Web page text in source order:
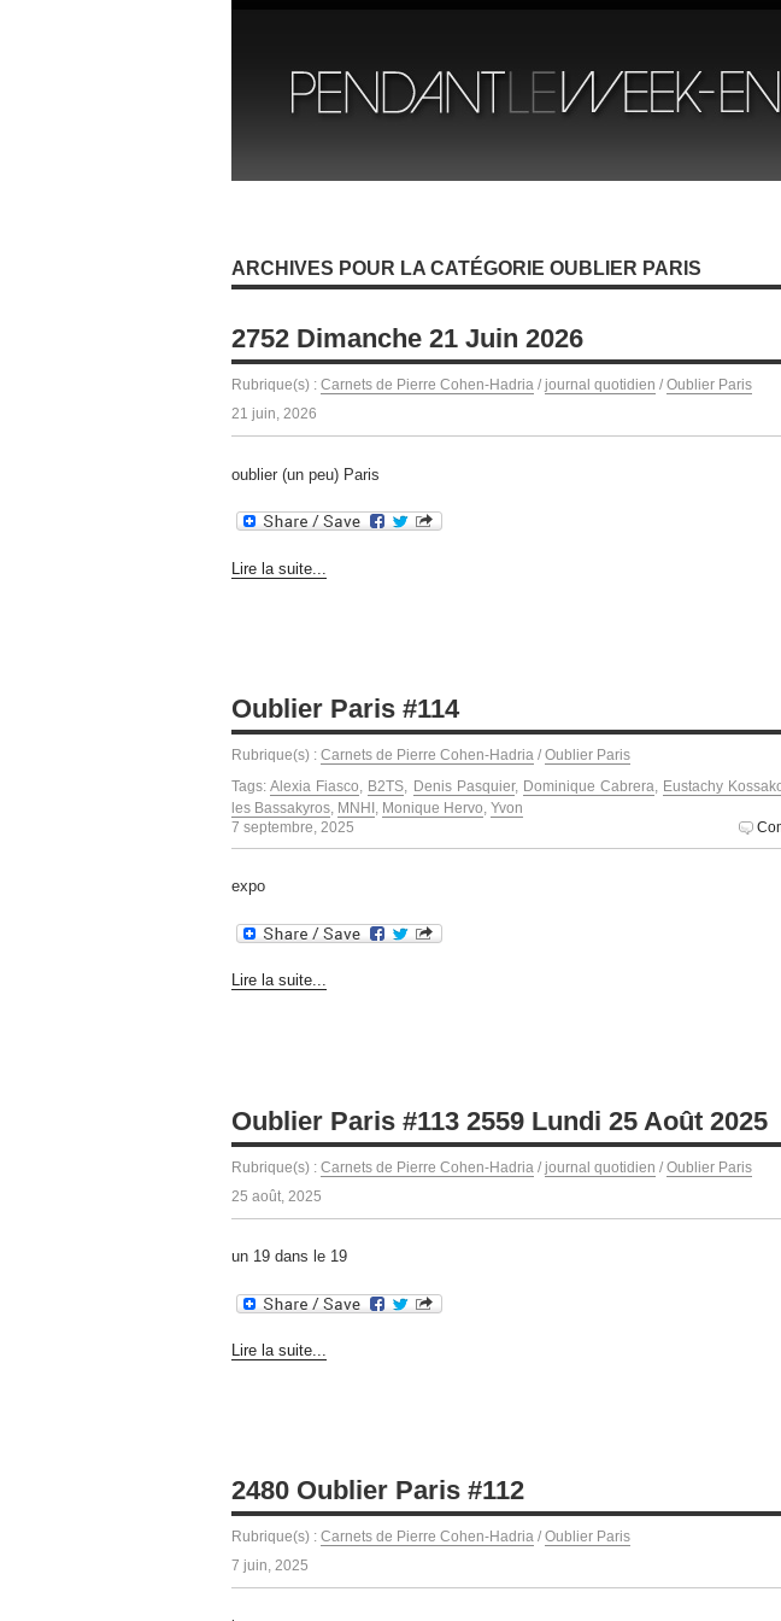
ARCHIVES POUR LA CATÉGORIE OUBLIER PARIS
2752 Dimanche 21 Juin 2026
Rubrique(s) : Carnets de Pierre Cohen-Hadria / journal quotidien / Oublier Paris
21 juin, 2026
oublier (un peu) Paris
Lire la suite...
Oublier Paris #114
Rubrique(s) : Carnets de Pierre Cohen-Hadria / Oublier Paris
Tags:Alexia Fiasco B2TS Denis Pasquier, Dominique Cabrera Eustachy
les Bassakyros MNHI Monique Hervo Yvon
7 septembre, 2025
expo
Lire la suite...
Oublier Paris #113 2559 Lundi 25 Août 2025
Rubrique(s) : Carnets de Pierre Cohen-Hadria / journal quotidien / Oublier Paris
25 août, 2025
un 19 dans le 19
Lire la suite...
2480 Oublier Paris #112
Rubrique(s) : Carnets de Pierre Cohen-Hadria / Oublier Paris
7 juin, 2025